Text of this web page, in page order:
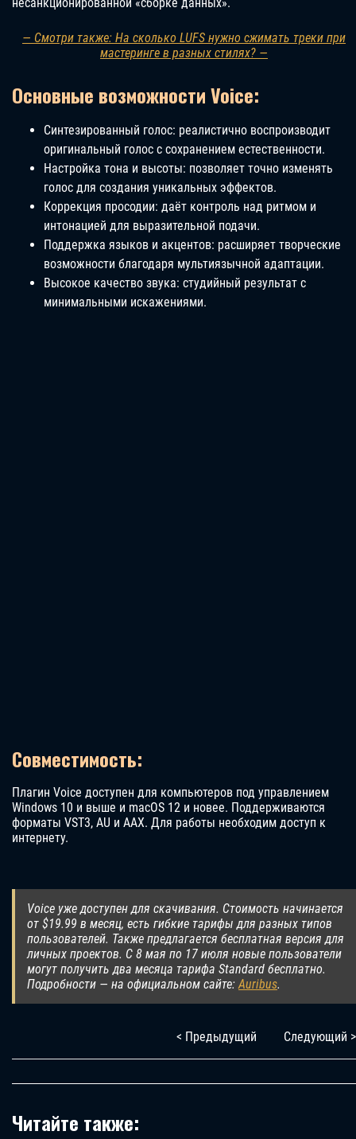
несанкционированной «сборке данных».
— Смотри также: На сколько LUFS нужно сжимать треки при
мастеринге в разных стилях? —
Основные возможности Voice:
Синтезированный голос: реалистично воспроизводит
оригинальный голос с сохранением естественности.
Настройка тона и высоты: позволяет точно изменять
голос для создания уникальных эффектов.
Коррекция просодии: даёт контроль над ритмом и
интонацией для выразительной подачи.
Поддержка языков и акцентов: расширяет творческие
возможности благодаря мультиязычной адаптации.
Высокое качество звука: студийный результат с
минимальными искажениями.
Совместимость:
Плагин Voice доступен для компьютеров под управлением
Windows 10 и выше и macOS 12 и новее. Поддерживаются
форматы VST3, AU и AAX. Для работы необходим доступ к
интернету.
Voice уже доступен для скачивания. Стоимость начинается
от $19.99 в месяц, есть гибкие тарифы для разных типов
пользователей. Также предлагается бесплатная версия для
личных проектов. С 8 мая по 17 июля новые пользователи
могут получить два месяца тарифа Standard бесплатно.
Подробности — на официальном сайте:Auribus.
< Предыдущий Следующий >
Читайте также: